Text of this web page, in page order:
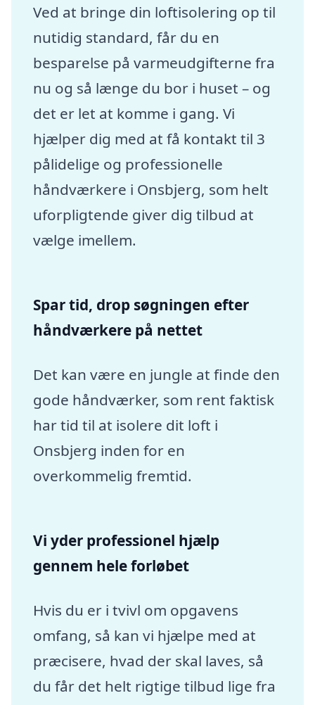
Ved at bringe din loftisolering op til
nutidig standard, får du en
besparelse på varmeudgifterne fra
nu og så længe du bor i huset – og
det er let at komme i gang. Vi
hjælper dig med at få kontakt til 3
pålidelige og professionelle
håndværkere i Onsbjerg, som helt
uforpligtende giver dig tilbud at
vælge imellem.
Spar tid, drop søgningen efter
håndværkere på nettet
Det kan være en jungle at finde den
gode håndværker, som rent faktisk
har tid til at isolere dit loft i
Onsbjerg inden for en
overkommelig fremtid.
Vi yder professionel hjælp
gennem hele forløbet
Hvis du er i tvivl om opgavens
omfang, så kan vi hjælpe med at
præcisere, hvad der skal laves, så
du får det helt rigtige tilbud lige fra